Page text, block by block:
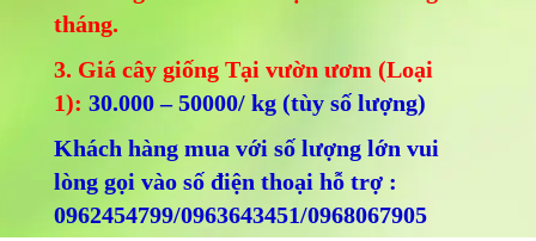
tháng.
3. Giá cây giống Tại vườn ươm (Loại
1): 30.000 – 50000/ kg (tùy số lượng)
Khách hàng mua với số lượng lớn vui
lòng gọi vào số điện thoại hỗ trợ :
0962454799/0963643451/0968067905